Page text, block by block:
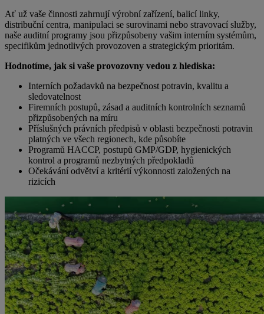
Ať už vaše činnosti zahrnují výrobní zařízení, balicí linky,
distribuční centra, manipulaci se surovinami nebo stravovací služby,
naše auditní programy jsou přizpůsobeny vašim interním systémům,
specifikům jednotlivých provozoven a strategickým prioritám.
Hodnotíme, jak si vaše provozovny vedou z hlediska:
Interních požadavků na bezpečnost potravin, kvalitu a
sledovatelnost
Firemních postupů, zásad a auditních kontrolních seznamů
přizpůsobených na míru
Příslušných právních předpisů v oblasti bezpečnosti potravin
platných ve všech regionech, kde působíte
Programů HACCP, postupů GMP/GDP, hygienických
kontrol a programů nezbytných předpokladů
Očekávání odvětví a kritérií výkonnosti založených na
rizicích